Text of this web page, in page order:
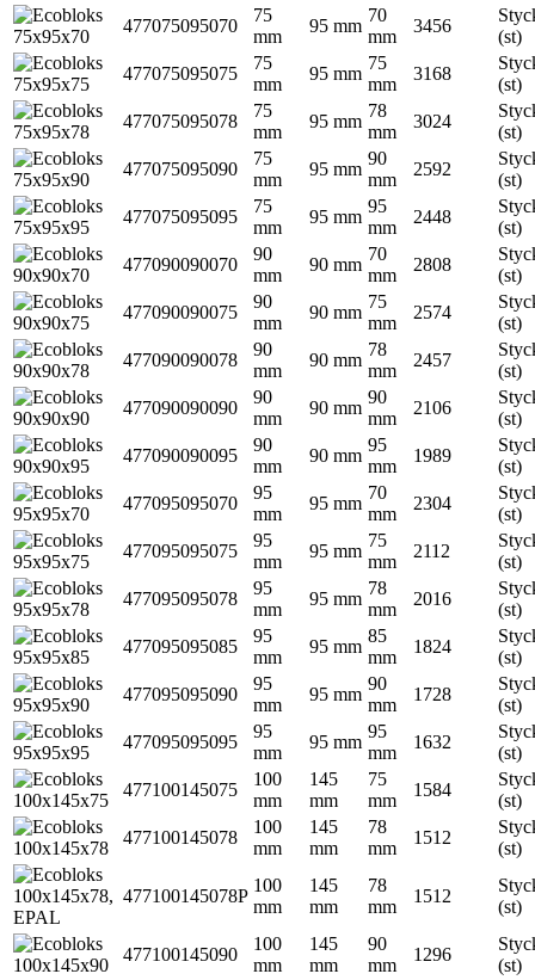
477075095070
75
mm
95 mm
70
mm
3456
(st)
477075095075
75
mm
95 mm
75
mm
3168
(st)
477075095078
75
mm
95 mm
78
mm
3024
(st)
477075095090
75
mm
95 mm
90
mm
2592
(st)
477075095095
75
mm
95 mm
95
mm
2448
(st)
477090090070
90
mm
90 mm
70
mm
2808
(st)
477090090075
90
mm
90 mm
75
mm
2574
(st)
477090090078
90
mm
90 mm
78
mm
2457
(st)
477090090090
90
mm
90 mm
90
mm
2106
(st)
477090090095
90
mm
90 mm
95
mm
1989
(st)
477095095070
95
mm
95 mm
70
mm
2304
(st)
477095095075
95
mm
95 mm
75
mm
2112
(st)
477095095078
95
mm
95 mm
78
mm
2016
(st)
477095095085
95
mm
95 mm
85
mm
1824
(st)
477095095090
95
mm
95 mm
90
mm
1728
(st)
477095095095
95
mm
95 mm
95
mm
1632
(st)
477100145075
100
mm
145
mm
75
mm
1584
(st)
477100145078
100
mm
145
mm
78
mm
1512
(st)
477100145078P
100
mm
145
mm
78
mm
1512
(st)
477100145090
100
mm
145
mm
90
mm
1296
(st)